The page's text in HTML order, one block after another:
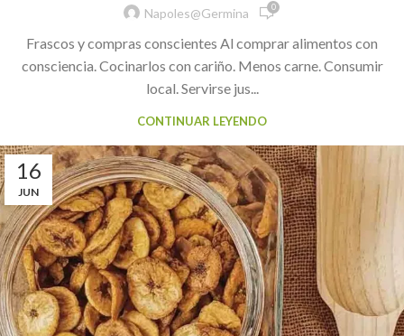
Napoles@germina 0
Frascos y compras conscientes Al comprar alimentos con
consciencia. Cocinarlos con cariño. Menos carne. Consumir
local. Servirse jus...
CONTINUAR LEYENDO
16
JUN